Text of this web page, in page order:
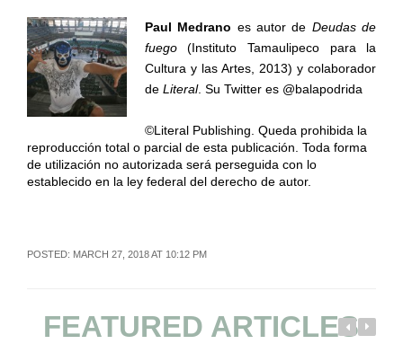
Paul Medrano es autor de Deudas de
fuego(Instituto Tamaulipeco para la
Cultura y las Artes, 2013) y colaborador
de Literal. Su Twitter es @balapodrida
©Literal Publishing. Queda prohibida la
reproducción total o parcial de esta publicación. Toda forma
de utilización no autorizada será perseguida con lo
establecido en la ley federal del derecho de autor.
POSTED: MARCH 27, 2018 AT 10:12 PM
FEATURED ARTICLES